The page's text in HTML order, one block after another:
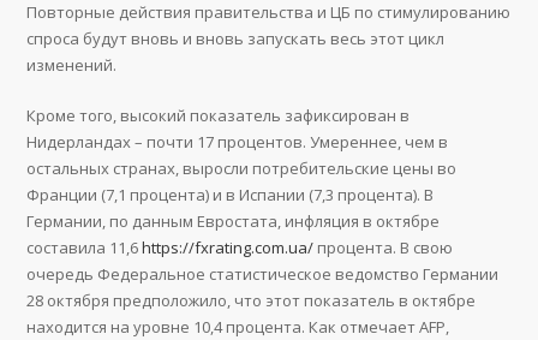
Повторные действия правительства и ЦБ по стимулированию
спроса будут вновь и вновь запускать весь этот цикл
изменений.
Кроме того, высокий показатель зафиксирован в
Нидерландах – почти 17 процентов. Умереннее, чем в
остальных странах, выросли потребительские цены во
Франции (7,1 процента) и в Испании (7,3 процента). В
Германии, по данным Евростата, инфляция в октябре
составила 11,6https://fxrating.com.ua/ процента. В свою
очередь Федеральное статистическое ведомство Германии
28 октября предположило, что этот показатель в октябре
находится на уровне 10,4 процента. Как отмечает AFP,